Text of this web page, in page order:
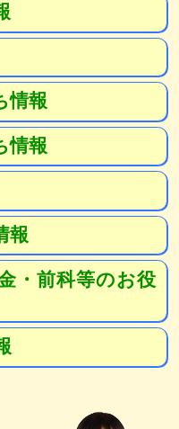
情報
情報
報
・前科等のお役